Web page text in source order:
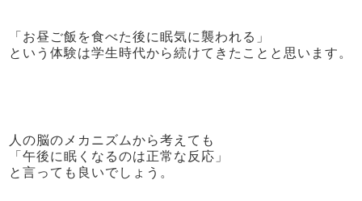
「お昼ご飯を食べた後に眠気に襲われる」
という体験は学生時代から続けてきたことと思います。
人の脳のメカニズムから考えても
「午後に眠くなるのは正常な反応」
と言っても良いでしょう。